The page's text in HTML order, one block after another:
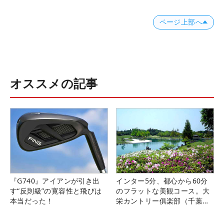
ページ上部へ
オススメの記事
『G740』アイアンが引き出
す“反則級”の寛容性と飛びは
本当だった！
インター5分、都心から60分
のフラットな美観コース。大
栄カントリー俱楽部（千葉